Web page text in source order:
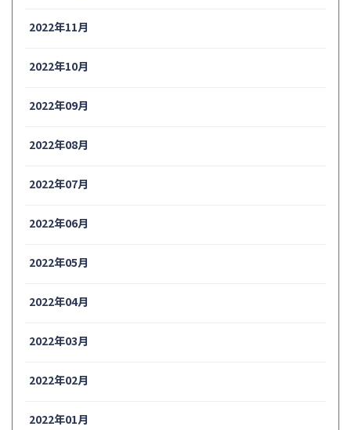
2022年11月
2022年10月
2022年09月
2022年08月
2022年07月
2022年06月
2022年05月
2022年04月
2022年03月
2022年02月
2022年01月